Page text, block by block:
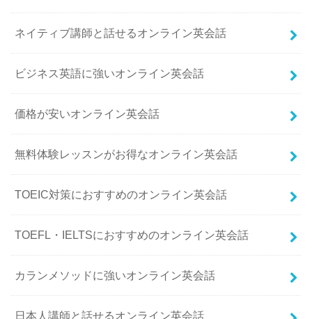
ネイティブ講師と話せるオンライン英会話
ビジネス英語に強いオンライン英会話
価格が安いオンライン英会話
無料体験レッスンがお得なオンライン英会話
TOEIC対策におすすめのオンライン英会話
TOEFL・IELTSにおすすめのオンライン英会話
カランメソッドに強いオンライン英会話
日本人講師と話せるオンライン英会話